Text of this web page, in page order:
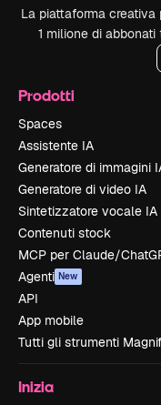
La piattaforma
1 milione di
Prodotti
Spaces
Assistente IA
Generatore di immagini
Generatore di video IA
Sintetizzatore vocale IA
Contenuti stock
MCP per Claude/
Agenti New
API
App mobile
Tutti gli strumenti
Inizia